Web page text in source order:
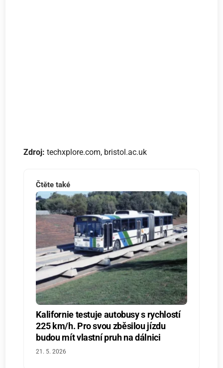
Zdroj: techxplore.com, bristol.ac.uk
Čtěte také
Kalifornie testuje autobusy s rychlostí
225 km/h. Pro svou zběsilou jízdu
budou mít vlastní pruh na dálnici
21. 5. 2026